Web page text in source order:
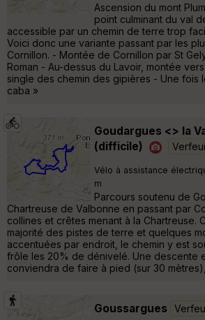
Ascension du mont
point culminant du val
accessible par un chemin de terre trop
Voici donc une variante passant par les
Cornillon. - Montée de Cornillon par St
Roman - Au-dessus du Lavoir, montée
single des chemin des gipières - Une fois
caba »
Goudargues <> la
(difficile)
Vélo à assistance
m
Parcours soutenu de
Chartreuse de Valbonne en passant par
collines et crêtes menant à la Chartreuse.
majorité des pistes de terre et quelques
accentuées par endroit, le chemin y est
frôle les 20% de dénivelé. Une descente
conviendra de faire à pied (sur 30
Goussargues